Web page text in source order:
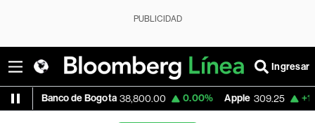
PUBLICIDAD
Ingresar
de Bogota 38,800.00 0.00% Apple 309.25 +1.97% USD